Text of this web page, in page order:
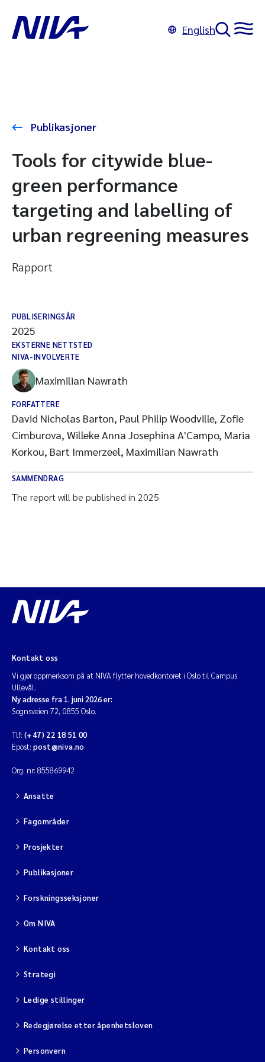
English
Publikasjoner
Tools for citywide blue-
green performance
targeting and labelling of
urban regreening measures
Rapport
PUBLISERINGSÅR
2025
EKSTERNE NETTSTED
NIVA-INVOLVERTE
Maximilian Nawrath
FORFATTERE
David Nicholas Barton, Paul Philip Woodville, Zofie
Cimburova, Willeke Anna Josephina A'Campo, Maria
Korkou, Bart Immerzeel, Maximilian Nawrath
SAMMENDRAG
The report will be published in 2025
Kontakt oss
Vi gjør oppmerksom på at NIVA flytter hovedkontoret i Oslo til Campus
Ullevål.
Ny adresse fra 1. juni 2026 er:
Sognsveien 72, 0855 Oslo.
Tlf: (+47) 22 18 51 00
Epost: post@niva.no
Org. nr: 855869942
Ansatte
Fagområder
Prosjekter
Publikasjoner
Forskningsseksjoner
Om NIVA
Kontakt oss
Strategi
Ledige stillinger
Redegjørelse etter åpenhetsloven
Personvern